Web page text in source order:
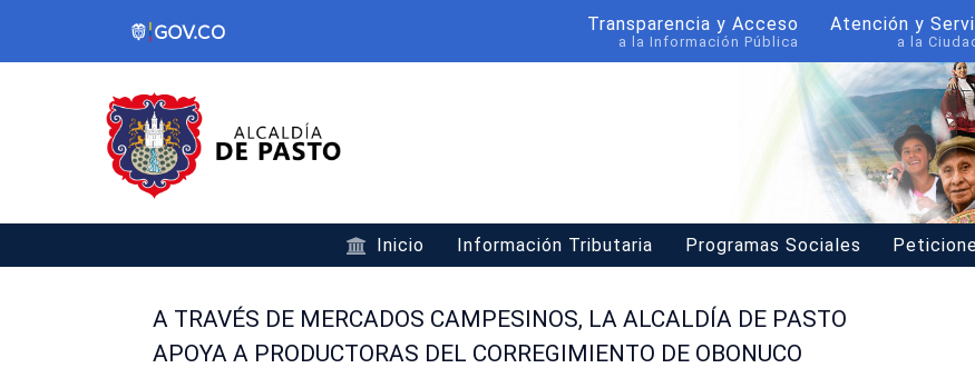
Transparencia y Acceso
a la Información Pública
Atención y
a la
Inicio Información Tributaria Programas Sociales
A TRAVÉS DE MERCADOS CAMPESINOS, LA ALCALDÍA DE PASTO
APOYA A PRODUCTORAS DEL CORREGIMIENTO DE OBONUCO